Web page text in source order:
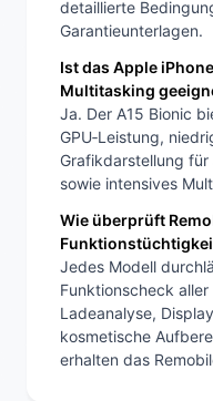
detaillierte
Garantieunterlagen.
Ist das Apple
Multitasking
Ja. Der A15 Bionic
GPU‑Leistung,
Grafikdarstellung für
sowie intensives
Wie überprüft
Jedes Modell
Funktionscheck
Ladeanalyse,
kosmetische
erhalten das